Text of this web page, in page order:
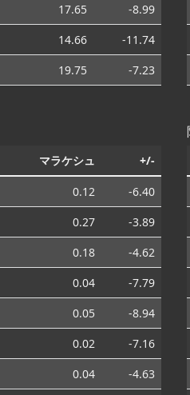
17.65
-8.99
14.66
-11.74
19.75 -7.23
マラケシュ +/-
0.12
-6.40
0.27
-3.89
0.18
-4.62
0.04
-7.79
0.05
-8.94
0.02
-7.16
0.04
-4.63